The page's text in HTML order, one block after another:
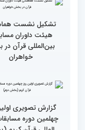
اجرای طرح «قرآن
جایزه بگیر» در
برگزاری مسابقات
قرآن
طنینی به وسعت یک
گزارش توصیفی و
نگاری از حال و
روز مسابقات